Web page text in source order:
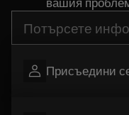
Присъедини